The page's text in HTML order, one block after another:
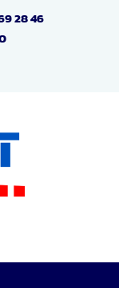
28 46